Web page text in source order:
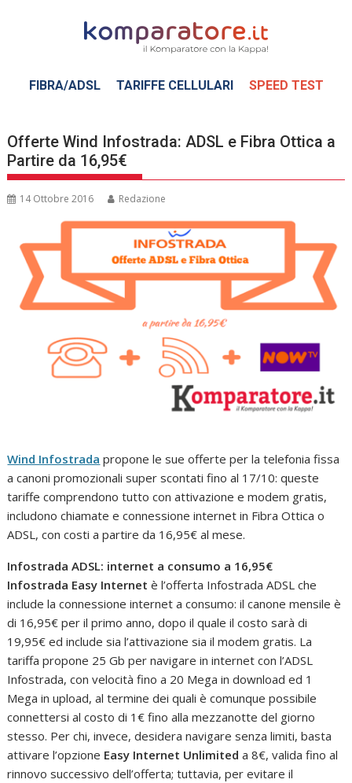
FIBRA/ADSL TARIFFE CELLULARI SPEED TEST
Offerte Wind Infostrada: ADSL e Fibra Ottica a
Partire da 16,95€
14 Ottobre 2016 Redazione
Wind Infostrada propone le sue offerte per la telefonia fissa
a canoni promozionali super scontati fino al 17/10: queste
tariffe comprendono tutto con attivazione e modem gratis,
includono chiamate e connessione internet in Fibra Ottica o
ADSL, con costi a partire da 16,95€ al mese.
Infostrada ADSL: internet a consumo a 16,95€
Infostrada Easy Internet è l’offerta Infostrada ADSL che
include la connessione internet a consumo: il canone mensile è
di 16,95€ per il primo anno, dopo il quale il costo sarà di
19,95€ ed include sia l’attivazione sia il modem gratis. La
tariffa propone 25 Gb per navigare in internet con l’ADSL
Infostrada, con velocità fino a 20 Mega in download ed 1
Mega in upload, al termine dei quali è comunque possibile
connettersi al costo di 1€ fino alla mezzanotte del giorno
stesso. Per chi, invece, desidera navigare senza limiti, basta
attivare l’opzione Easy Internet Unlimited a 8€, valida fino al
rinnovo successivo dell’offerta; tuttavia, per evitare il